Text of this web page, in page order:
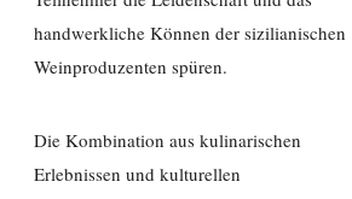
handwerkliche Können der sizilianischen
Weinproduzenten spüren.
Die Kombination aus kulinarischen
Erlebnissen und kulturellen